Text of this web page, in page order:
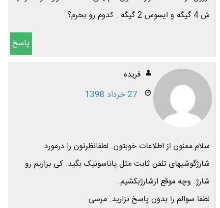
ش 4 گیگه و ایسوس 2 گیگه . کدوم رو بخرم؟
پاسخ
فریده
27 خرداد 1398
سلام ممنون از اطلاعات خوبتون. لطفانظرتون را درمورد
شارژگوشیهای تلفن ثابت مثل پاناسونیک بگید. کی بزاریم رو
شارژ. وچه موقع ازشارژبکشیم.
لطفا سوالم را بدون پاسخ نزارید. مرسی